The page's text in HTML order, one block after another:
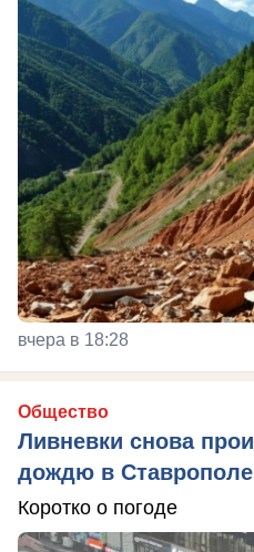
вчера в 18:28
Общество
Ливневки снова
дождю в
Коротко о погоде